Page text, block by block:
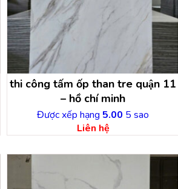
thi công tấm ốp than tre quận 11
– hồ chí minh
Được xếp hạng 5.00 5 sao
Liên hệ